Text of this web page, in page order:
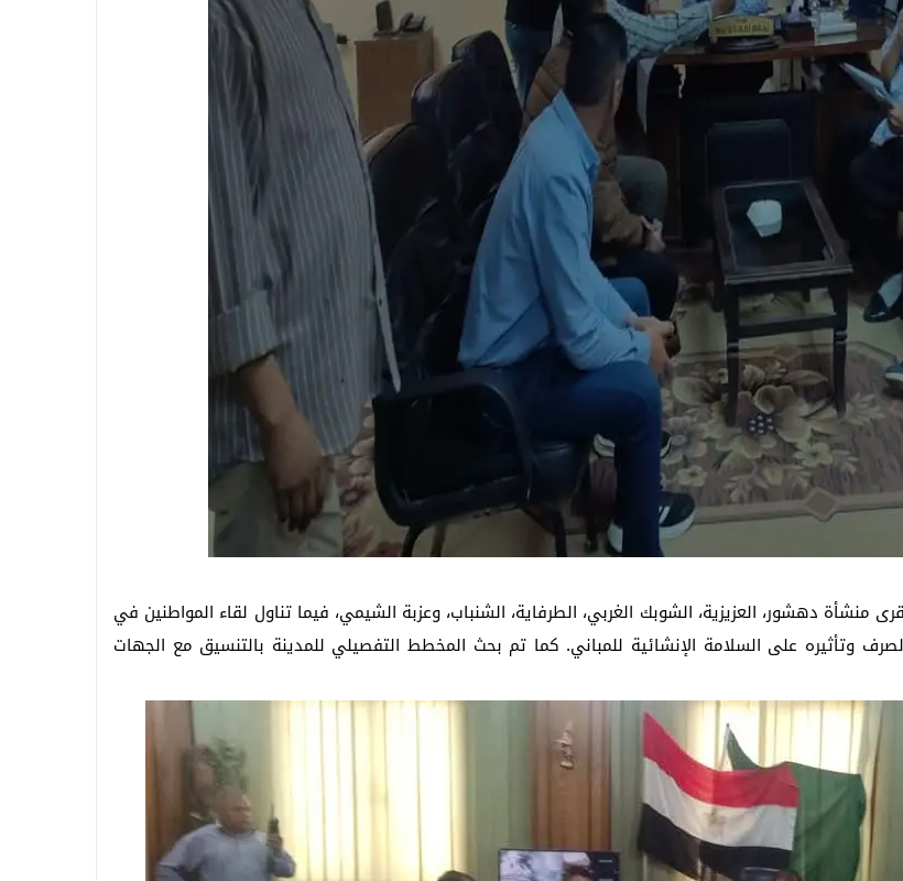
دهشور، العزيزية، الشوبك الغربي، الطرفاية، الشنباب، وعزبة الشيمي، فيما تناول لقاء المواطنين في
وتأثيره على السلامة الإنشائية للمباني. كما تم بحث المخطط التفصيلي للمدينة بالتنسيق مع الجهات